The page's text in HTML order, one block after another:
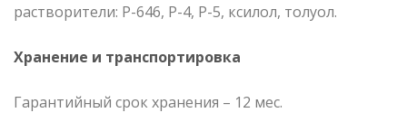
растворители: Р-646, Р-4, Р-5, ксилол, толуол.
Хранение и транспортировка
Гарантийный срок хранения – 12 мес.